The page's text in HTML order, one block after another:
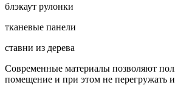
блэкаут рулонки
тканевые панели
ставни из дерева
Современные материалы позволяют
помещение и при этом не перегружать